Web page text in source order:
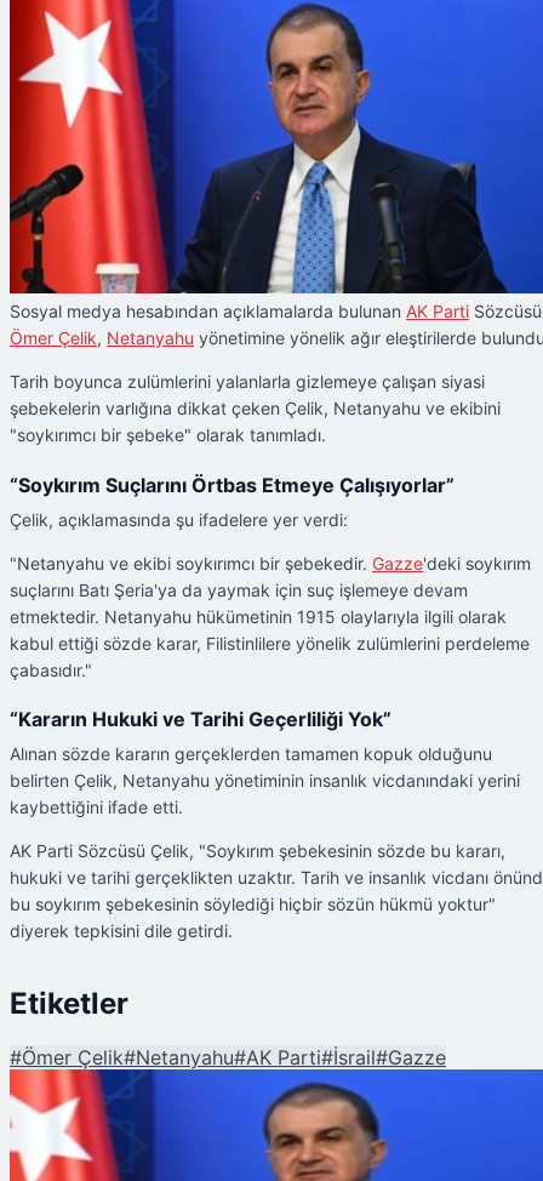
Sosyal medya hesabından açıklamalarda bulunan AK Parti Sözcüsü
Ömer Çelik, Netanyahu yönetimine yönelik ağır eleştirilerde
Tarih boyunca zulümlerini yalanlarla gizlemeye çalışan siyasi
şebekelerin varlığına dikkat çeken Çelik, Netanyahu ve ekibini
"soykırımcı bir şebeke" olarak tanımladı.
“Soykırım Suçlarını Örtbas Etmeye Çalışıyorlar”
Çelik, açıklamasında şu ifadelere yer verdi:
"Netanyahu ve ekibi soykırımcı bir şebekedir. Gazze'deki soykırım
suçlarını Batı Şeria'ya da yaymak için suç işlemeye devam
etmektedir. Netanyahu hükümetinin 1915 olaylarıyla ilgili olarak
kabul ettiği sözde karar, Filistinlilere yönelik zulümlerini perdeleme
çabasıdır."
“Kararın Hukuki ve Tarihi Geçerliliği Yok”
Alınan sözde kararın gerçeklerden tamamen kopuk olduğunu
belirten Çelik, Netanyahu yönetiminin insanlık vicdanındaki yerini
kaybettiğini ifade etti.
AK Parti Sözcüsü Çelik, "Soykırım şebekesinin sözde bu kararı,
hukuki ve tarihi gerçeklikten uzaktır. Tarih ve insanlık vicdanı
bu soykırım şebekesinin söylediği hiçbir sözün hükmü yoktur"
diyerek tepkisini dile getirdi.
Etiketler
#Ömer Çelik#Netanyahu#AK Parti#İsrail#Gazze
Şu An Okunan